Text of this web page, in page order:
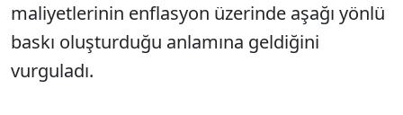
maliyetlerinin enflasyon üzerinde aşağı yönlü
baskı oluşturduğu anlamına geldiğini
vurguladı.